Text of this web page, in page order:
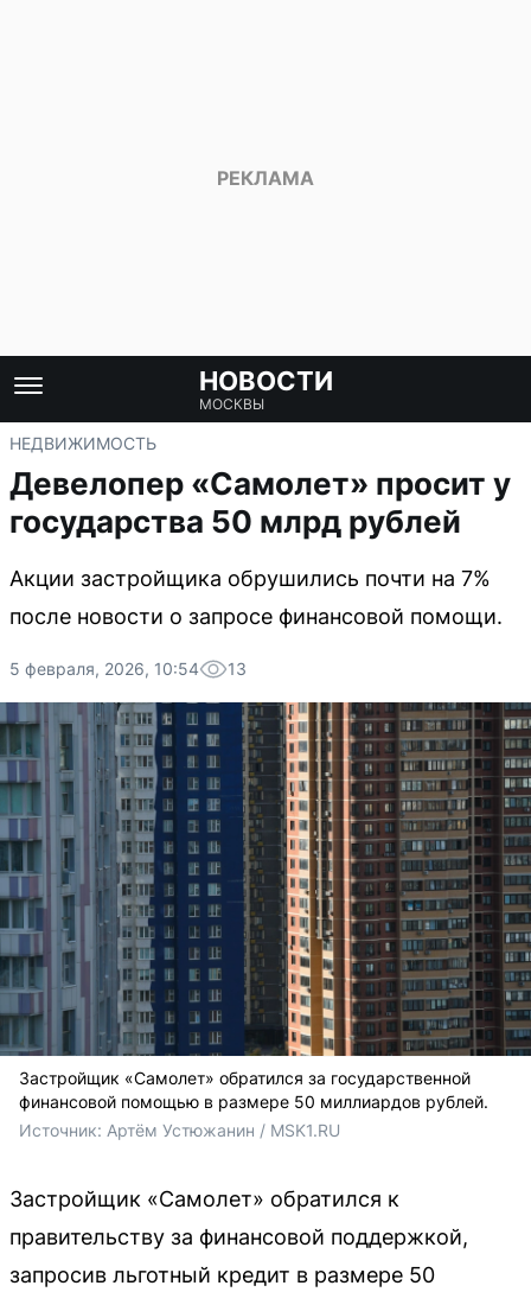
НОВОСТИ
МОСКВЫ
НЕДВИЖИМОСТЬ
Девелопер «Самолет» просит у
государства 50 млрд рублей
Акции застройщика обрушились почти на 7%
после новости о запросе финансовой помощи.
5 февраля, 2026, 10:54 13
Застройщик «Самолет» обратился за государственной
финансовой помощью в размере 50 миллиардов рублей.
Источник: Артём Устюжанин / MSK1.RU
Застройщик «Самолет» обратился к
правительству за финансовой поддержкой,
запросив льготный кредит в размере 50